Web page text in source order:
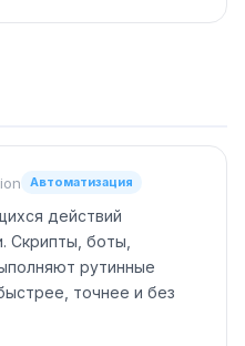
Автоматизация
действий
Скрипты, боты,
рутинные
точнее и без